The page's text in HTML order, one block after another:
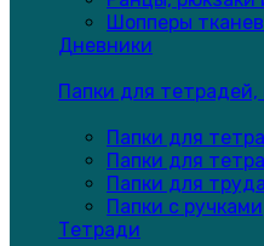
Шопперы
Дневники
Папки для тетрадей,
Папки для
Папки для
Папки для труда
Папки с ручками
Тетради